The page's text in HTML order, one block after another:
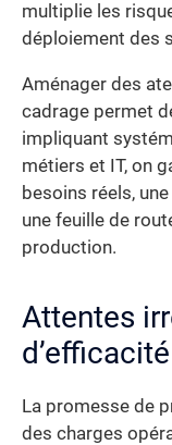
multiplie les
déploiement des
Aménager des
cadrage permet
impliquant
métiers et IT, on
besoins réels,
une feuille de
production.
Attentes
d’efficacité
La promesse de
des charges